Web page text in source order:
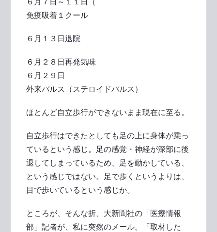
免疫吸着１クール
６月１３日退院
６月２８日再発気味
６月２９日
外来パルス（ステロイドパルス）
ほとんど自立歩行ができないまま現在に至る。
自立歩行はできたとしても足の上に身体が乗っ
ているという感じ。足の感覚・神経が深部に後
退してしまっているため、足を動かしている、
という感じではない。足で歩くというよりは、
目で歩いているという感じか。
ところが、そんな折、大新聞社の「医療情報
部」記者が、私に突然のメール。「取材した